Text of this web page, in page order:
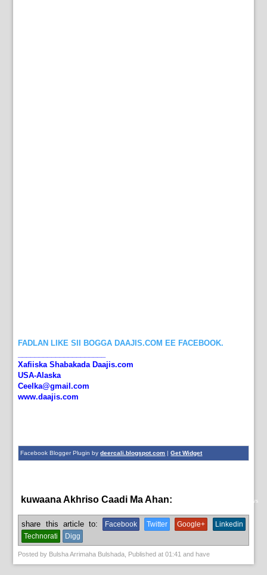
FADLAN LIKE SII BOGGA DAAJIS.COM EE FACEBOOK.
Xafiiska Shabakada Daajis.com
USA-Alaska
Ceelka@gmail.com
www.daajis.com
Facebook Blogger Plugin bydeercali.blogspot.com |Get Widget
kuwaana Akhriso Caadi Ma Ahan: News
share this article to: Facebook Twitter Google+
Linkedin
Technorati
Digg
Posted by Bulsha Arrimaha Bulshada , Published at01:41 and have